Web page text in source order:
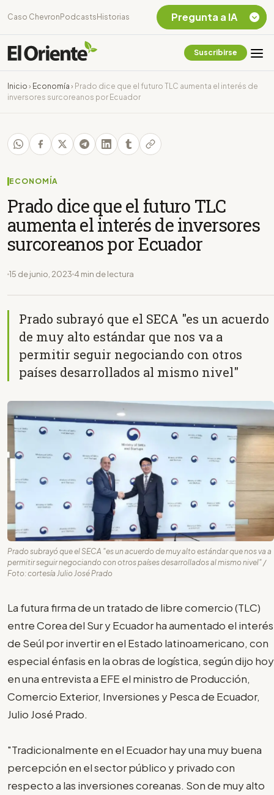
Caso Chevron Podcasts Historias
Suscribirse
Inicio › Economía › Prado dice que el futuro TLC aumenta el interés de
inversores surcoreanos por Ecuador
ECONOMÍA
Prado dice que el futuro TLC
aumenta el interés de inversores
surcoreanos por Ecuador
15 de junio, 2023 4 min de lectura
Prado subrayó que el SECA "es un acuerdo
de muy alto estándar que nos va a
permitir seguir negociando con otros
países desarrollados al mismo nivel"
Prado subrayó que el SECA "es un acuerdo de muy alto estándar que nos va a
permitir seguir negociando con otros países desarrollados al mismo nivel" /
Foto: cortesía Julio José Prado
La futura firma de un tratado de libre comercio (TLC)
entre Corea del Sur y Ecuador ha aumentado el interés
de Seúl por invertir en el Estado latinoamericano, con
especial énfasis en la obras de logística, según dijo hoy
en una entrevista a EFE el ministro de Producción,
Comercio Exterior, Inversiones y Pesca de Ecuador,
Julio José Prado.
"Tradicionalmente en el Ecuador hay una muy buena
percepción en el sector público y privado con
respecto a las inversiones coreanas. Son de muy alto
Pregunta a IA
Chevron Ecuador